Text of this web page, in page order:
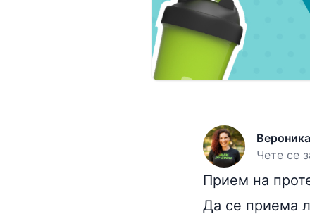
Чете се
Прием на
Да се приема